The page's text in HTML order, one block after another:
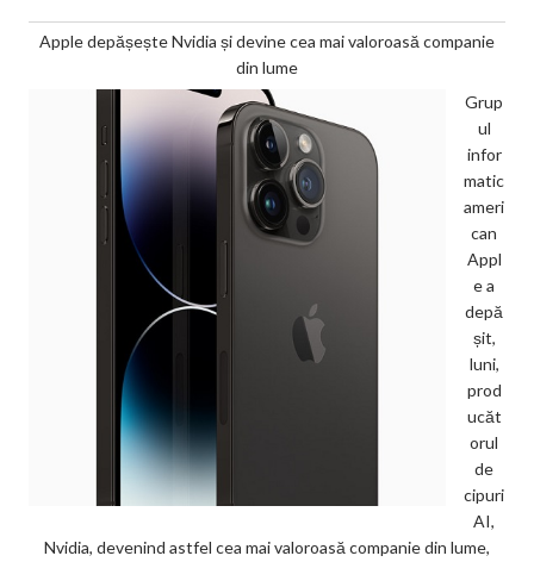
Apple depășește Nvidia și devine cea mai valoroasă companie
din lume
Grup
ul
infor
matic
ameri
can
Appl
e a
depă
șit,
luni,
prod
ucăt
orul
de
cipuri
AI,
Nvidia, devenind astfel cea mai valoroasă companie din lume,